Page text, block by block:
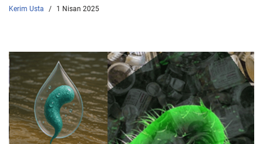
Kerim Usta 1 Nisan 2025